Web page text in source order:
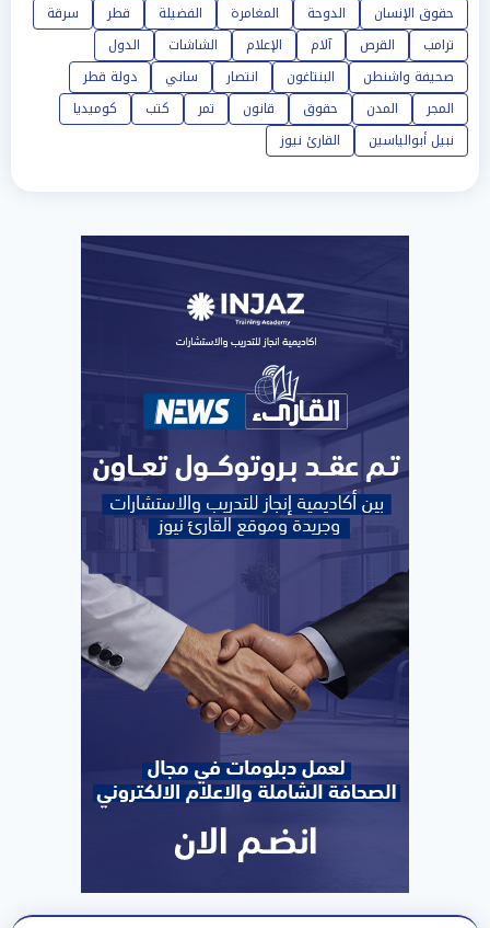
حقوق الإنسان
الدوحة المغامرة الفضيلة قطر
سرقة
ترامب
القرص آلام الإعلام الشاشات
الدول
صحيفة واشنطن
البنتاغون انتصار ساني
دولة قطر
المجر
المدن حقوق قانون تمر كتب
كوميديا
نبيل أبوالياسين
القارئ نيوز